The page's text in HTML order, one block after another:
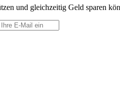
und gleichzeitig Geld sparen